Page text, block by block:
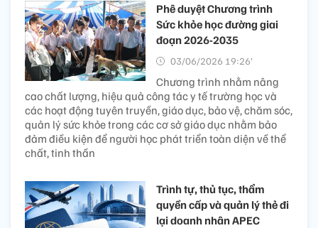
Phê duyệt Chương trình
Sức khỏe học đường giai
đoạn 2026-2035
03/06/2026 19:26’
Chương trình nhằm nâng
cao chất lượng, hiệu quả công tác y tế trường học và
các hoạt động tuyên truyền, giáo dục, bảo vệ, chăm sóc,
quản lý sức khỏe trong các cơ sở giáo dục nhằm bảo
đảm điều kiện để người học phát triển toàn diện về thể
chất, tinh thần
Trình tự, thủ tục, thẩm
quyền cấp và quản lý thẻ đi
lại doanh nhân APEC